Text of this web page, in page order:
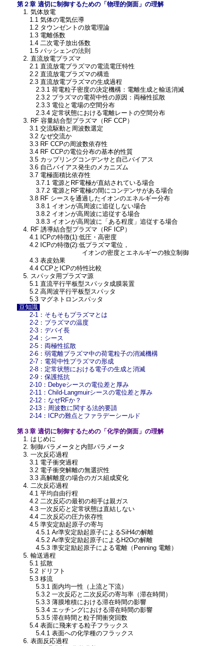
第２章 適切に制御するための「物理的側面」の理解
1. 気体放電
1.1 気体の電気伝導
1.2 タウンゼントの放電理論
1.3 電離係数
1.4 二次電子放出係数
1.5 パッシェンの法則
2. 直流放電プラズマ
2.1 直流放電プラズマの電流電圧特性
2.2 直流放電プラズマの構造
2.3 直流放電プラズマの生成過程
2.3.1 荷電粒子密度の決定機構：電離生成と輸送消滅
2.3.2 プラズマの電荷中性の原因：両極性拡散
2.3.3 電位と電場の空間分布
2.3.4 定常状態における電離レートの空間分布
3. RF 容量結合型プラズマ（RF CCP）
3.1 交流駆動と周波数選定
3.2 なぜ交流か
3.3 RF CCPの周波数依存性
3.4 RF CCPの電位分布の基本的性質
3.5 カップリングコンデンサと自己バイアス
3.6 自己バイアス発生のメカニズム
3.7 電極面積比依存性
3.7.1 電源とRF電極が直結されている場合
3.7.2 電源とRF電極の間にコンデンサがある場合
3.8 RF シースを通過したイオンのエネルギー分布
3.8.1 イオンが高周波に追従しない場合
3.8.2 イオンが高周波に追従する場合
3.8.3 イオンが高周波に「ある程度」追従する場合
4. RF 誘導結合型プラズマ（RF ICP）
4.1 ICPの特徴(1):低圧・高密度
4.2 ICPの特徴(2):低プラズマ電位，
イオンの密度とエネルギーの独立制御
4.3 表皮効果
4.4 CCPとICPの特性比較
5. スパッタ用プラズマ源
5.1 直流平行平板型スパッタ成膜装置
5.2 高周波平行平板型スパッタ
5.3 マグネトロンスパッタ
豆知識
2-1：そもそもプラズマとは
2-2：プラズマの温度
2-3：デバイ長
2-4：シース
2-5：両極性拡散
2-6：弱電離プラズマ中の荷電粒子の消滅機構
2-7：電荷中性プラズマの形成
2-8：定常状態における電子の生成と消滅
2-9：保護抵抗
2-10：Debyeシースの電位差と厚み
2-11：Child-Langmuirシースの電位差と厚み
2-12：なぜRFか？
2-13：周波数に関する法的要請
2-14：ICPの難点とファラデーシールド
第３章 適切に制御するための「化学的側面」の理解
1. はじめに
2. 制御パラメータと内部パラメータ
3. 一次反応過程
3.1 電子衝突過程
3.2 電子衝突解離の無選択性
3.3 高解離度の場合のガス組成変化
4. 二次反応過程
4.1 平均自由行程
4.2 二次反応の最初の相手は親ガス
4.3 一次反応と定常状態は直結しない
4.4 二次反応の圧力依存性
4.5 準安定励起原子の寄与
4.5.1 Ar準安定励起原子によるSiH4の解離
4.5.2 Ar準安定励起原子によるH2Oの解離
4.5.3 準安定励起原子による電離（Penning 電離）
5. 輸送過程
5.1 拡散
5.2 ドリフト
5.3 移流
5.3.1 面内均一性（上流と下流）
5.3.2 一次反応と二次反応の寄与率（滞在時間）
5.3.3 薄膜堆積における滞在時間の影響
5.3.4 エッチングにおける滞在時間の影響
5.3.5 滞在時間と粒子間衝突回数
5.4 表面に飛来する粒子フラックス
5.4.1 表面への化学種のフラックス
6. 表面反応過程